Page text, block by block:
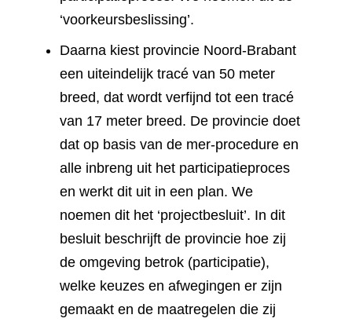
‘voorkeursbeslissing’.
Daarna kiest provincie Noord-Brabant
een uiteindelijk tracé van 50 meter
breed, dat wordt verfijnd tot een tracé
van 17 meter breed. De provincie doet
dat op basis van de mer-procedure en
alle inbreng uit het participatieproces
en werkt dit uit in een plan. We
noemen dit het ‘projectbesluit’. In dit
besluit beschrijft de provincie hoe zij
de omgeving betrok (participatie),
welke keuzes en afwegingen er zijn
gemaakt en de maatregelen die zij